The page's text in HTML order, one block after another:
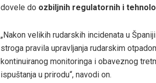
dovele do ozbiljnih regulatornih i
„Nakon velikih rudarskih incidenata u
stroga pravila upravljanja rudarskim
kontinuiranog monitoringa i obaveznog
ispuštanja u prirodu“, navodi on.